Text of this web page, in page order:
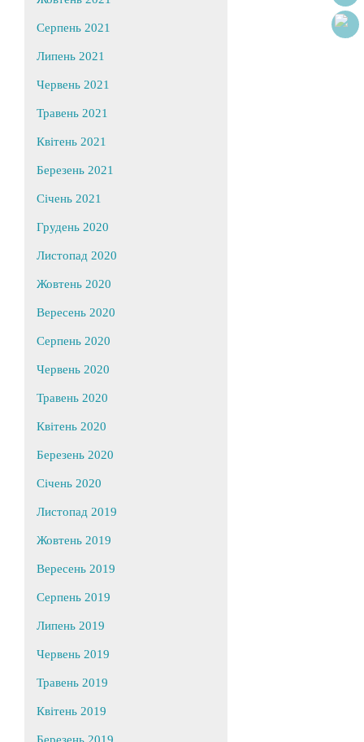
Серпень 2021
Липень 2021
Червень 2021
Травень 2021
Квітень 2021
Березень 2021
Січень 2021
Грудень 2020
Листопад 2020
Жовтень 2020
Вересень 2020
Серпень 2020
Червень 2020
Травень 2020
Квітень 2020
Березень 2020
Січень 2020
Листопад 2019
Жовтень 2019
Вересень 2019
Серпень 2019
Липень 2019
Червень 2019
Травень 2019
Квітень 2019